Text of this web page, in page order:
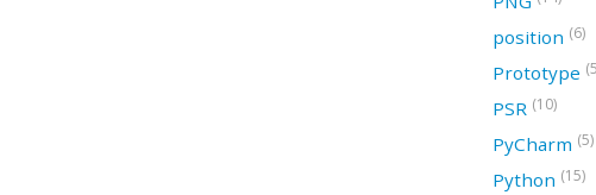
position (6)
Prototype
PSR (10)
PyCharm (5)
Python (15)